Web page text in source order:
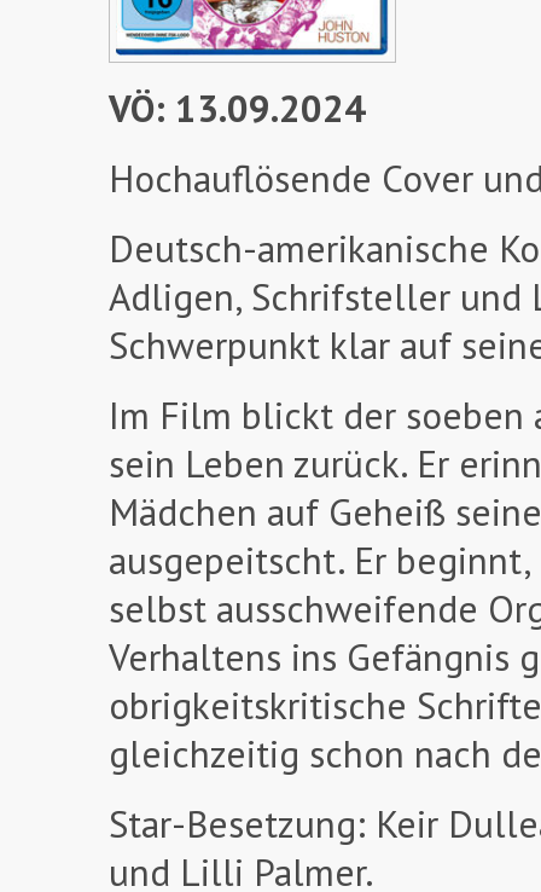
VÖ: 13.09.2024
Hochauflösende Cover
Deutsch-amerikanische
Adligen, Schrifsteller und
Schwerpunkt klar auf
Im Film blickt der soeben
sein Leben zurück. Er
Mädchen auf Geheiß
ausgepeitscht. Er
selbst ausschweifende
Verhaltens ins Gefängnis
obrigkeitskritische
gleichzeitig schon nach
Star-Besetzung: Keir
und Lilli Palmer.